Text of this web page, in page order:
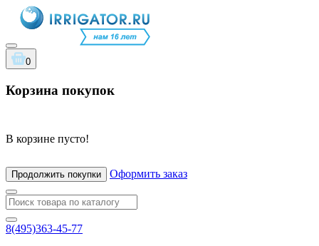
0
Корзина покупок
В корзине пусто!
Продолжить покупки Оформить заказ
8(495)363-45-77